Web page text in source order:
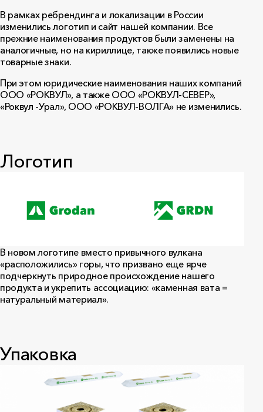
В рамках ребрендинга и локализации в России
изменились логотип и сайт нашей компании. Все
прежние наименования продуктов были заменены на
аналогичные, но на кириллице, также появились новые
товарные знаки.
При этом юридические наименования наших компаний
ООО «РОКВУЛ», а также ООО «РОКВУЛ-СЕВЕР»,
«Роквул -Урал», ООО «РОКВУЛ-ВОЛГА» не изменились.
Логотип
В новом логотипе вместо привычного вулкана
«расположились» горы, что призвано еще ярче
подчеркнуть природное происхождение нашего
продукта и укрепить ассоциацию: «каменная вата =
натуральный материал».
Упаковка